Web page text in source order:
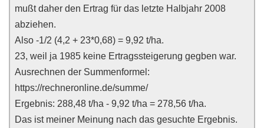
mußt daher den Ertrag für das letzte Halbjahr 2008
abziehen.
Also -1/2 (4,2 + 23*0,68) = 9,92 t/ha.
23, weil ja 1985 keine Ertragssteigerung gegben war.
Ausrechnen der Summenformel:
https://rechneronline.de/summe/
Ergebnis: 288,48 t/ha - 9,92 t/ha = 278,56 t/ha.
Das ist meiner Meinung nach das gesuchte Ergebnis.